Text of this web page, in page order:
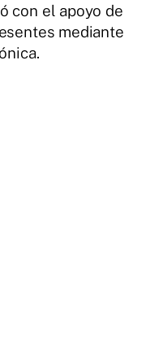
con el apoyo de
mediante